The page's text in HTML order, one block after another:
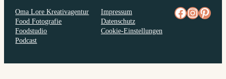
Oma Lore Kreativagentur
Food Fotografie
Foodstudio
Podcast
Impressum
Datenschutz
Cookie-Einstellungen
facebook.com/diejungskochenundbacken Instagrampinterest.com/diejungs